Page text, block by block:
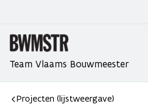
Team Vlaams Bouwmeester
Projecten (lijstweergave)